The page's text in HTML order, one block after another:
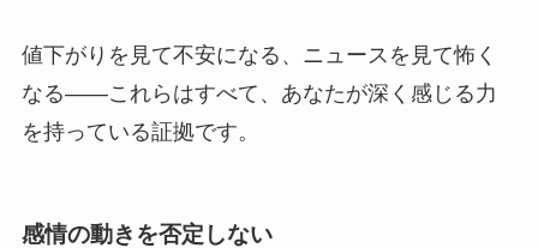
値下がりを見て不安になる、ニュースを見て怖く
なる――これらはすべて、あなたが深く感じる力
を持っている証拠です。
感情の動きを否定しない